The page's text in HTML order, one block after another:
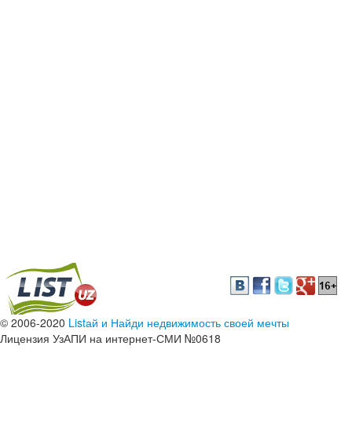
© 2006-2020 Listай и Найди недвижимость своей мечты
Лицензия УзАПИ на интернет-СМИ №0618